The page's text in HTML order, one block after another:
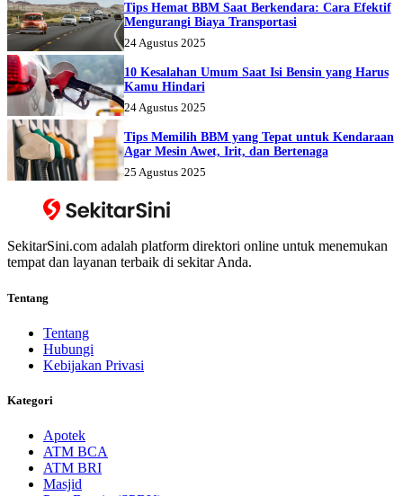
Tips Hemat BBM Saat Berkendara: Cara Efektif
Mengurangi Biaya Transportasi
24 Agustus 2025
10 Kesalahan Umum Saat Isi Bensin yang Harus
Kamu Hindari
24 Agustus 2025
Tips Memilih BBM yang Tepat untuk Kendaraan
Agar Mesin Awet, Irit, dan Bertenaga
25 Agustus 2025
SekitarSini.com adalah platform direktori online untuk menemukan
tempat dan layanan terbaik di sekitar Anda.
Tentang
Tentang
Hubungi
Kebijakan Privasi
Kategori
Apotek
ATM BCA
ATM BRI
Masjid